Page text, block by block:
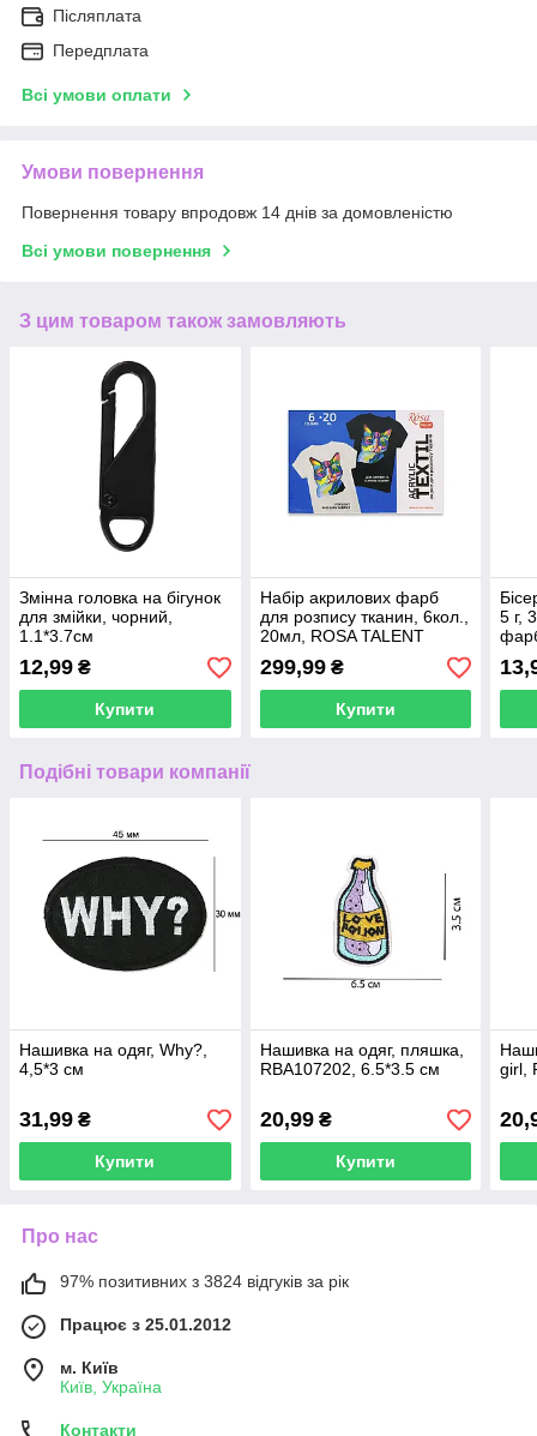
Післяплата
Передплата
Всі умови оплати
Умови повернення
Повернення товару впродовж 14 днів за домовленістю
Всі умови повернення
З цим товаром також замовляють
Змінна головка на бігунок
для змійки, чорний,
1.1*3.7см
12,99 ₴
Купити
Набір акрилових фарб
для розпису тканин, 6кол.,
20мл, ROSA TALENT
299,99₴
Купити
5 г,
Подібні товари компанії
Нашивка на одяг, Why?,
4,5*3 см
31,99 ₴
Купити
Нашивка на одяг, пляшка,
RBA107202, 6.5*3.5 см
20,99₴
Купити
girl,
Про нас
97% позитивних з 3824 відгуків за рік
Працює з 25.01.2012
м. Київ
Київ, Україна
Контакти